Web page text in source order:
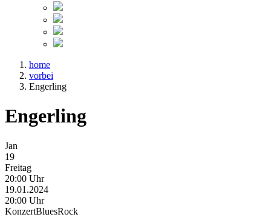
home
vorbei
Engerling
Engerling
Jan
19
Freitag
20:00 Uhr
19.01.2024
20:00 Uhr
KonzertBluesRock